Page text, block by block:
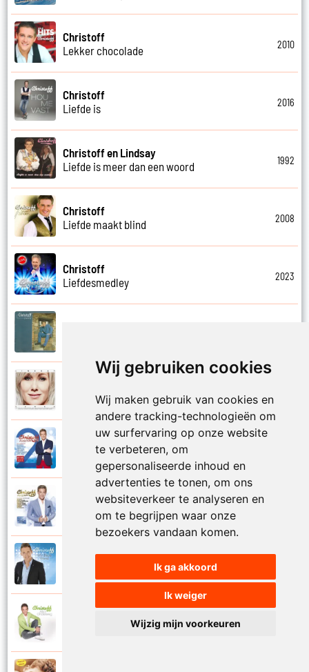
Wij gebruiken cookies
Wij maken gebruik van cookies en
andere tracking-technologieën om
uw surfervaring op onze website
te verbeteren, om
gepersonaliseerde inhoud en
advertenties te tonen, om ons
websiteverkeer te analyseren en
om te begrijpen waar onze
bezoekers vandaan komen.
Ik ga akkoord
Ik weiger
Wijzig mijn voorkeuren
Christoff
Lekker chocolade
2010
Christoff
Liefde is
2016
Christoff en Lindsay
Liefde is meer dan een woord
1992
Christoff
Liefde maakt blind
2008
Christoff
Liefdesmedley
2023
Mag ik dan bij jou
Christoff en Rob De Nijs
Malle Babbe
Christoff en Dana Winner
Mijn avontuur
Christoff
Mijn engel hou me vast